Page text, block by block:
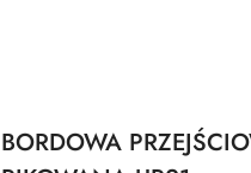
BORDOWA